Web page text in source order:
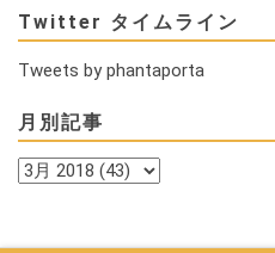
Twitter タイムライン
Tweets by phantaporta
月別記事